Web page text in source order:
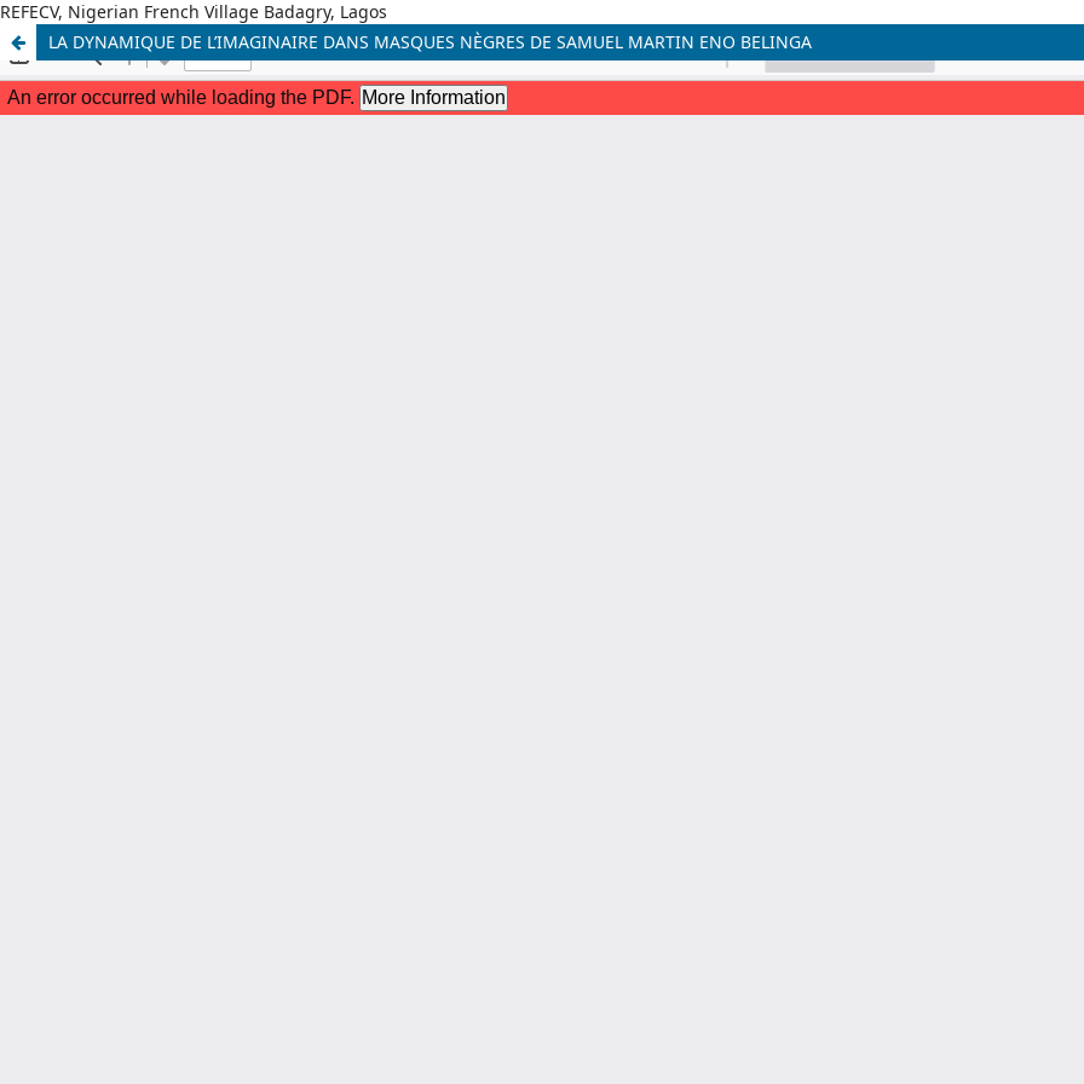
REFECV, Nigerian French Village Badagry, Lagos
LA DYNAMIQUE DE L’IMAGINAIRE DANS MASQUES NÈGRES DE SAMUEL MARTIN ENO BELINGA